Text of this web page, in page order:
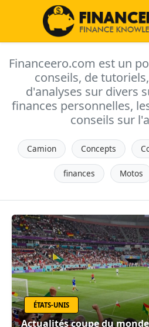
Financeero.com est un
conseils, de
d'analyses sur divers
finances personnelles,
conseils sur
Camion Concepts
finances Motos
ÉTATS-UNIS
Actualités coupe du